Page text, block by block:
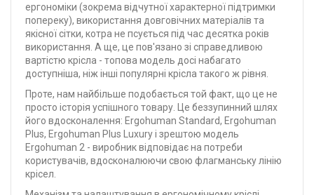
ергономіки (зокрема відчутної характерної підтримки
попереку), використання довговічних матеріалів та
якісної сітки, котра не псується під час десятка років
використання. А ще, це пов'язано зі справедливою
вартістю крісла - топова модель досі набагато
доступніша, ніж інші популярні крісла такого ж рівня.
Проте, нам найбільше подобається той факт, що це не
просто історія успішного товару. Це беззупинний шлях
його вдосконалення: Ergohuman Standard, Ergohuman
Plus, Ergohuman Plus Luxury і зрештою модель
Ergohuman 2 - виробник відповідає на потреби
користувачів, вдосконалюючи свою флагманську лінію
крісел.